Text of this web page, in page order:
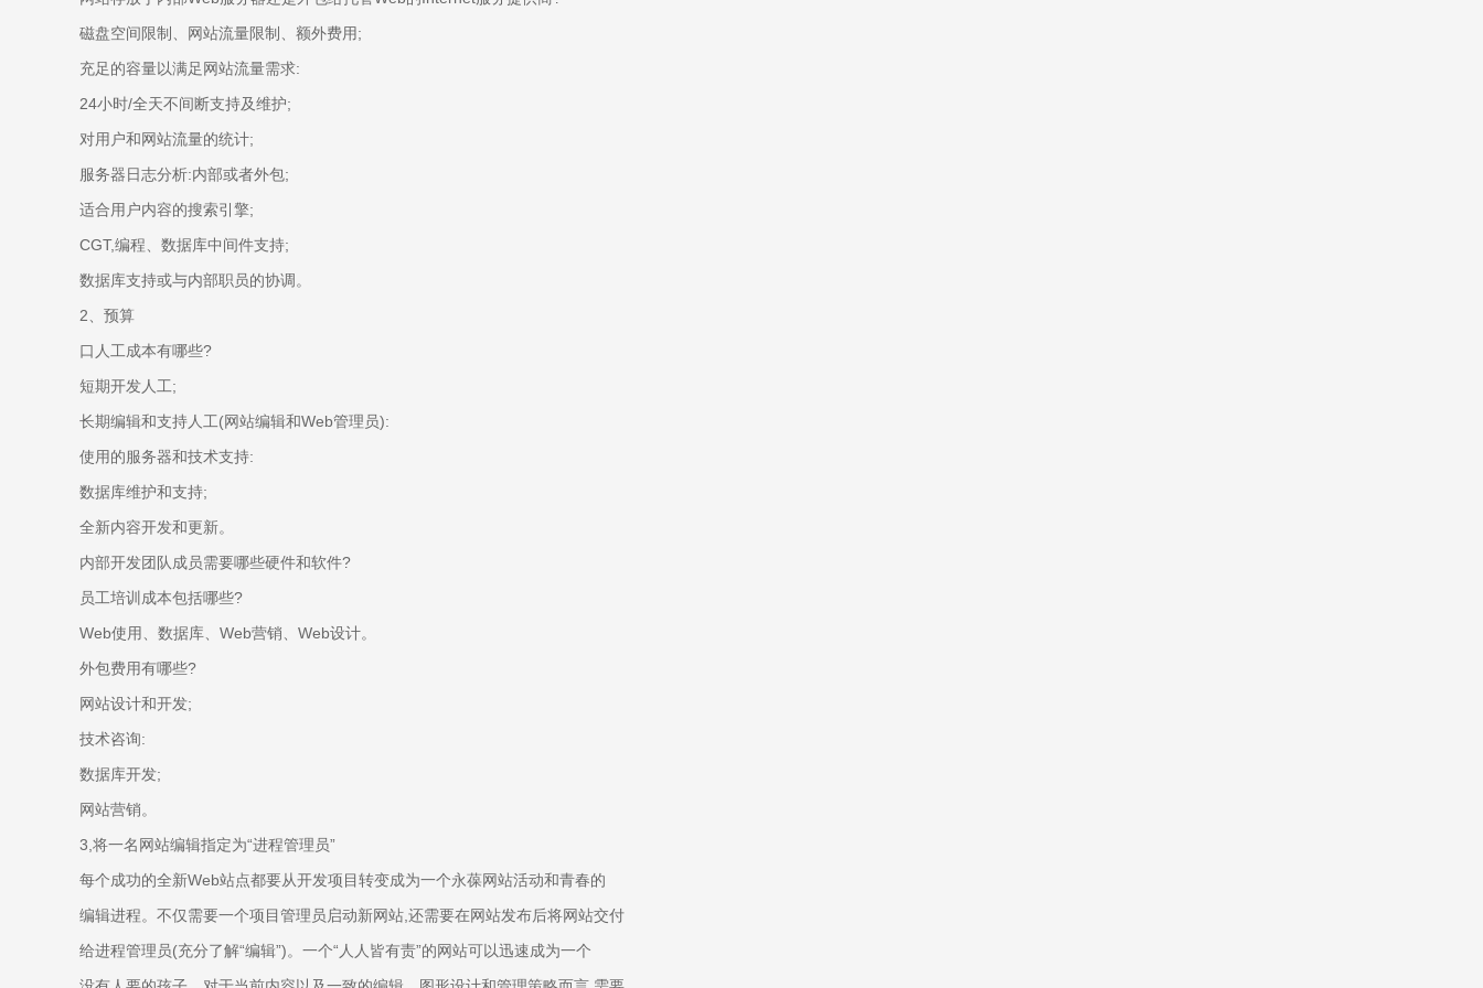
磁盘空间限制、网站流量限制、额外费用;
充足的容量以满足网站流量需求:
24小时/全天不间断支持及维护;
对用户和网站流量的统计;
服务器日志分析:内部或者外包;
适合用户内容的搜索引擎;
CGT,编程、数据库中间件支持;
数据库支持或与内部职员的协调。
2、预算
口人工成本有哪些?
短期开发人工;
长期编辑和支持人工(网站编辑和Web管理员):
使用的服务器和技术支持:
数据库维护和支持;
全新内容开发和更新。
内部开发团队成员需要哪些硬件和软件?
员工培训成本包括哪些?
Web使用、数据库、Web营销、Web设计。
外包费用有哪些?
网站设计和开发;
技术咨询:
数据库开发;
网站营销。
3,将一名网站编辑指定为“进程管理员”
每个成功的全新Web站点都要从开发项目转变成为一个永葆网站活动和青春的
编辑进程。不仅需要一个项目管理员启动新网站,还需要在网站发布后将网站交付
给进程管理员(充分了解“编辑”)。一个“人人皆有责”的网站可以迅速成为一个